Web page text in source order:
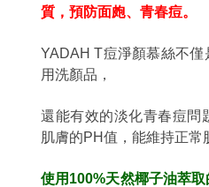
質，預防面皰、青春痘。
YADAH T痘淨顏慕絲不
用洗顏品，
還能有效的淡化青春痘問
肌膚的PH值，能維持正常
使用100%天然椰子油萃